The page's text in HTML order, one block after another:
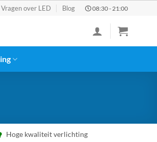
Vragen over LED Blog 08:30 - 21:00
Hoge kwaliteit verlichting